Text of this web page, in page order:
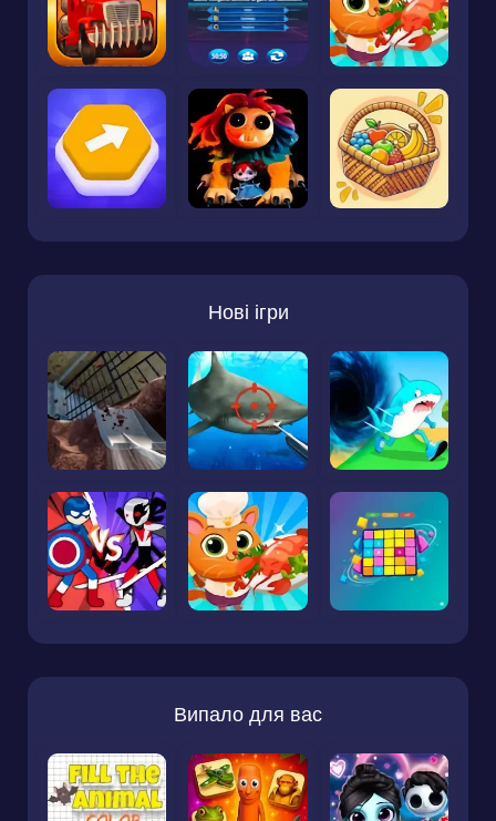
Нові ігри
Випало для вас